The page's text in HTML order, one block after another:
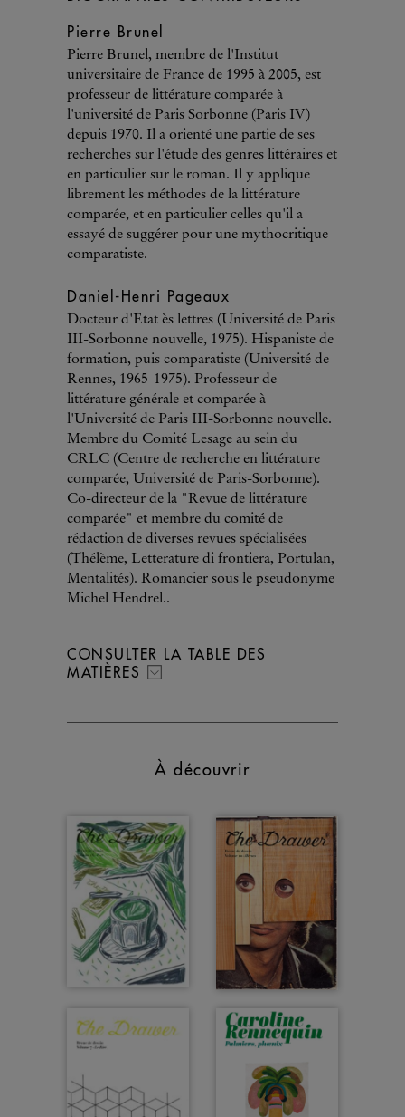
Pierre Brunel
Pierre Brunel, membre de l'Institut
universitaire de France de 1995 à 2005, est
professeur de littérature comparée à
l'université de Paris Sorbonne (Paris IV)
depuis 1970. Il a orienté une partie de ses
recherches sur l'étude des genres littéraires et
en particulier sur le roman. Il y applique
librement les méthodes de la littérature
comparée, et en particulier celles qu'il a
essayé de suggérer pour une mythocritique
comparatiste.
Daniel-Henri Pageaux
Docteur d'Etat ès lettres (Université de Paris
III-Sorbonne nouvelle, 1975). Hispaniste de
formation, puis comparatiste (Université de
Rennes, 1965-1975). Professeur de
littérature générale et comparée à
l'Université de Paris III-Sorbonne nouvelle.
Membre du Comité Lesage au sein du
CRLC (Centre de recherche en littérature
comparée, Université de Paris-Sorbonne).
Co-directeur de la "Revue de littérature
comparée" et membre du comité de
rédaction de diverses revues spécialisées
(Thélème, Letterature di frontiera, Portulan,
Mentalités). Romancier sous le pseudonyme
Michel Hendrel..
CONSULTER LA TABLE DES
MATIÈRES
À découvrir